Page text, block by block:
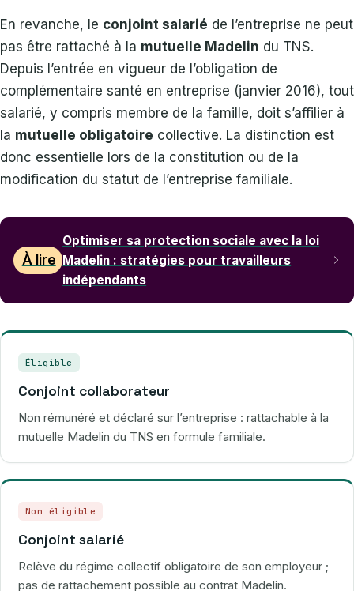
En revanche, le conjoint salarié de l’entreprise ne peut
pas être rattaché à la mutuelle Madelin du TNS.
Depuis l’entrée en vigueur de l’obligation de
complémentaire santé en entreprise (janvier 2016), tout
salarié, y compris membre de la famille, doit s’affilier à
la mutuelle obligatoire collective. La distinction est
donc essentielle lors de la constitution ou de la
modification du statut de l’entreprise familiale.
À lire
Optimiser sa protection sociale avec la loi
Madelin : stratégies pour travailleurs
indépendants
Éligible
Conjoint collaborateur
Non rémunéré et déclaré sur l’entreprise : rattachable à la
mutuelle Madelin du TNS en formule familiale.
Non éligible
Conjoint salarié
Relève du régime collectif obligatoire de son employeur ;
pas de rattachement possible au contrat Madelin.